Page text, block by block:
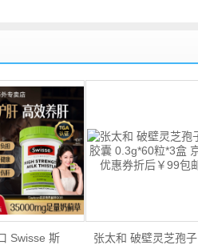
Swisse 斯
张太和 破壁灵芝孢子